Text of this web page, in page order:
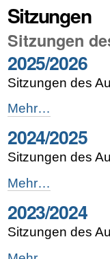
Sitzungen
Sitzungen
2025/2026
Sitzungen des
2025/2026
-
Mehr…
2024/2025
Sitzungen des
2024/2025
-
Mehr…
2023/2024
Sitzungen des
2023/2024